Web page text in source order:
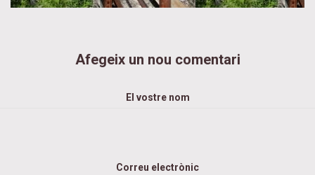
Afegeix un nou comentari
El vostre nom
Correu electrònic